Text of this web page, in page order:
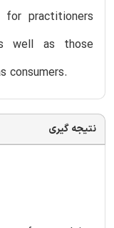
practitioners
well as those
consumers.
نتیجه گیری